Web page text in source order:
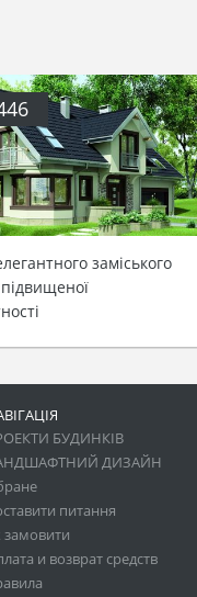
заміського
БУДИНКІВ
ДИЗАЙН
питання
замовити
и возврат средств